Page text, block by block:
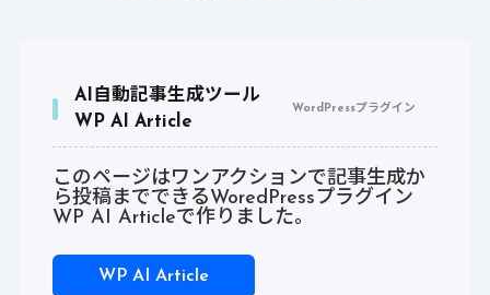
AI自動記事生成ツール
WP AI Article
WordPressプラグイン
このページはワンアクションで記事生成か
ら投稿までできるWoredPressプラグイン
WP AI Articleで作りました。
WP AI Article